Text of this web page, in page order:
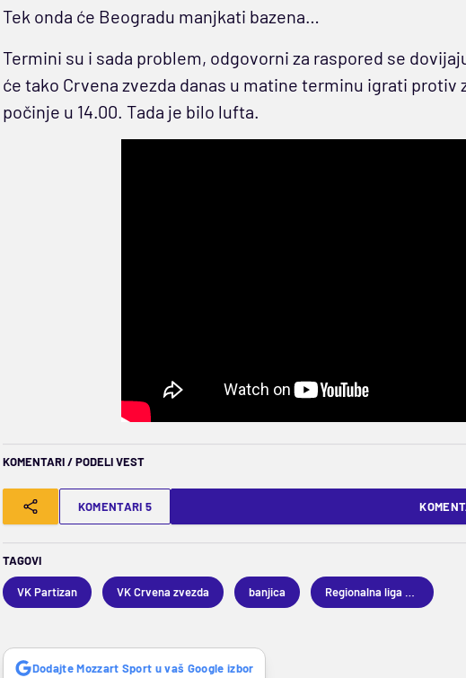
Tek onda će Beogradu manjkati bazena…
Termini su i sada problem, odgovorni za raspored se
će tako Crvena zvezda danas u matine terminu igrati protiv
počinje u 14.00. Tada je bilo lufta.
KOMENTARI / PODELI VEST
KOMENTARI 5
TAGOVI
VK Partizan VK Crvena zvezda banjica Regionalna liga u vaterpolu
Dodajte Mozzart Sport u vaš Google izbor